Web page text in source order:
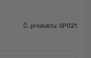
Č. produktu: SP021